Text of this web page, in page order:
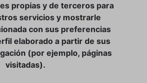
propias y de terceros para
servicios y mostrarle
con sus preferencias
elaborado a partir de sus
(por ejemplo, páginas
visitadas).